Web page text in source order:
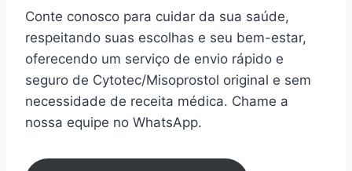
Conte conosco para cuidar da sua saúde,
respeitando suas escolhas e seu bem-estar,
oferecendo um serviço de envio rápido e
seguro de Cytotec/Misoprostol original e sem
necessidade de receita médica. Chame a
nossa equipe no WhatsApp.